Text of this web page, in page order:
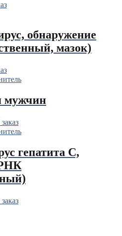
обнаружение
мазок)
мужчин
гепатита С,